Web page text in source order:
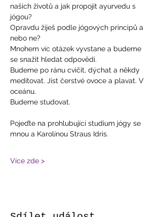
našich životů a jak propojit ayurvedu s
jógou?
Opravdu žiješ podle jógových principů a
nebo ne?
Mnohem víc otázek vyvstane a budeme
se snažit hledat odpovědi.
Budeme po ránu cvičit, dýchat a někdy
meditovat. Jíst čerstvé ovoce a plavat. V
oceánu.
Budeme studovat.
Pojeďte na prohlubující studium jógy se
mnou a Karolínou Straus Idris.
Více zde >